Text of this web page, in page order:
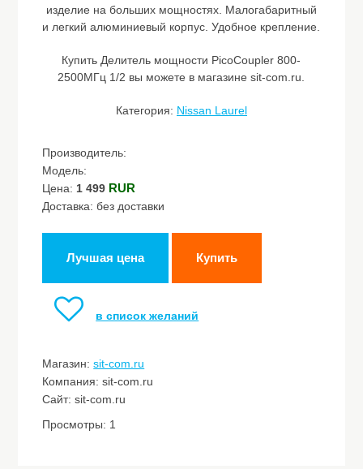
изделие на больших мощностях. Малогабаритный
и легкий алюминиевый корпус. Удобное крепление.
Купить Делитель мощности PicoCoupler 800-
2500МГц 1/2 вы можете в магазине sit-com.ru.
Категория: Nissan Laurel
Производитель:
Модель:
Цена: 1 499 RUR
Доставка: без доставки
Лучшая цена Купить
в список желаний
Магазин:sit-com.ru
Компания: sit-com.ru
Сайт: sit-com.ru
Просмотры: 1